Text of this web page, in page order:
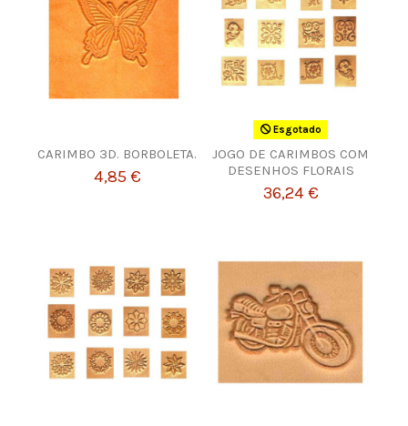
CARIMBO 3D. BORBOLETA.
4,85 €
Esgotado
JOGO DE CARIMBOS COM
DESENHOS FLORAIS
36,24 €